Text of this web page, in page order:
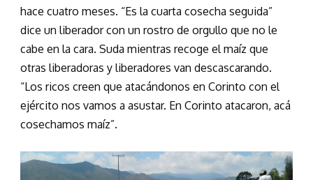
hace cuatro meses. “Es la cuarta cosecha seguida”
dice un liberador con un rostro de orgullo que no le
cabe en la cara. Suda mientras recoge el maíz que
otras liberadoras y liberadores van descascarando.
“Los ricos creen que atacándonos en Corinto con el
ejército nos vamos a asustar. En Corinto atacaron, acá
cosechamos maíz”.